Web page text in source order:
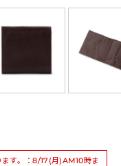
す。：8/17(月)AM10時ま